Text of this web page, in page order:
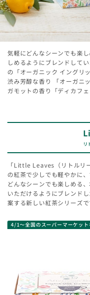
気軽にどんなシーンでも楽
しめるようにブレンドして
の「オーガニック イングリ
渋み芳醇な香り 「オーガニ
ガモットの香り「ディカフ
リ
「Little Leaves（リトルリ
の紅茶で少しでも軽やかに
どんなシーンでも楽しめる
いただけるようにブレンド
案する新しい紅茶シリーズで
4/1～全国のスーパーマーケッ